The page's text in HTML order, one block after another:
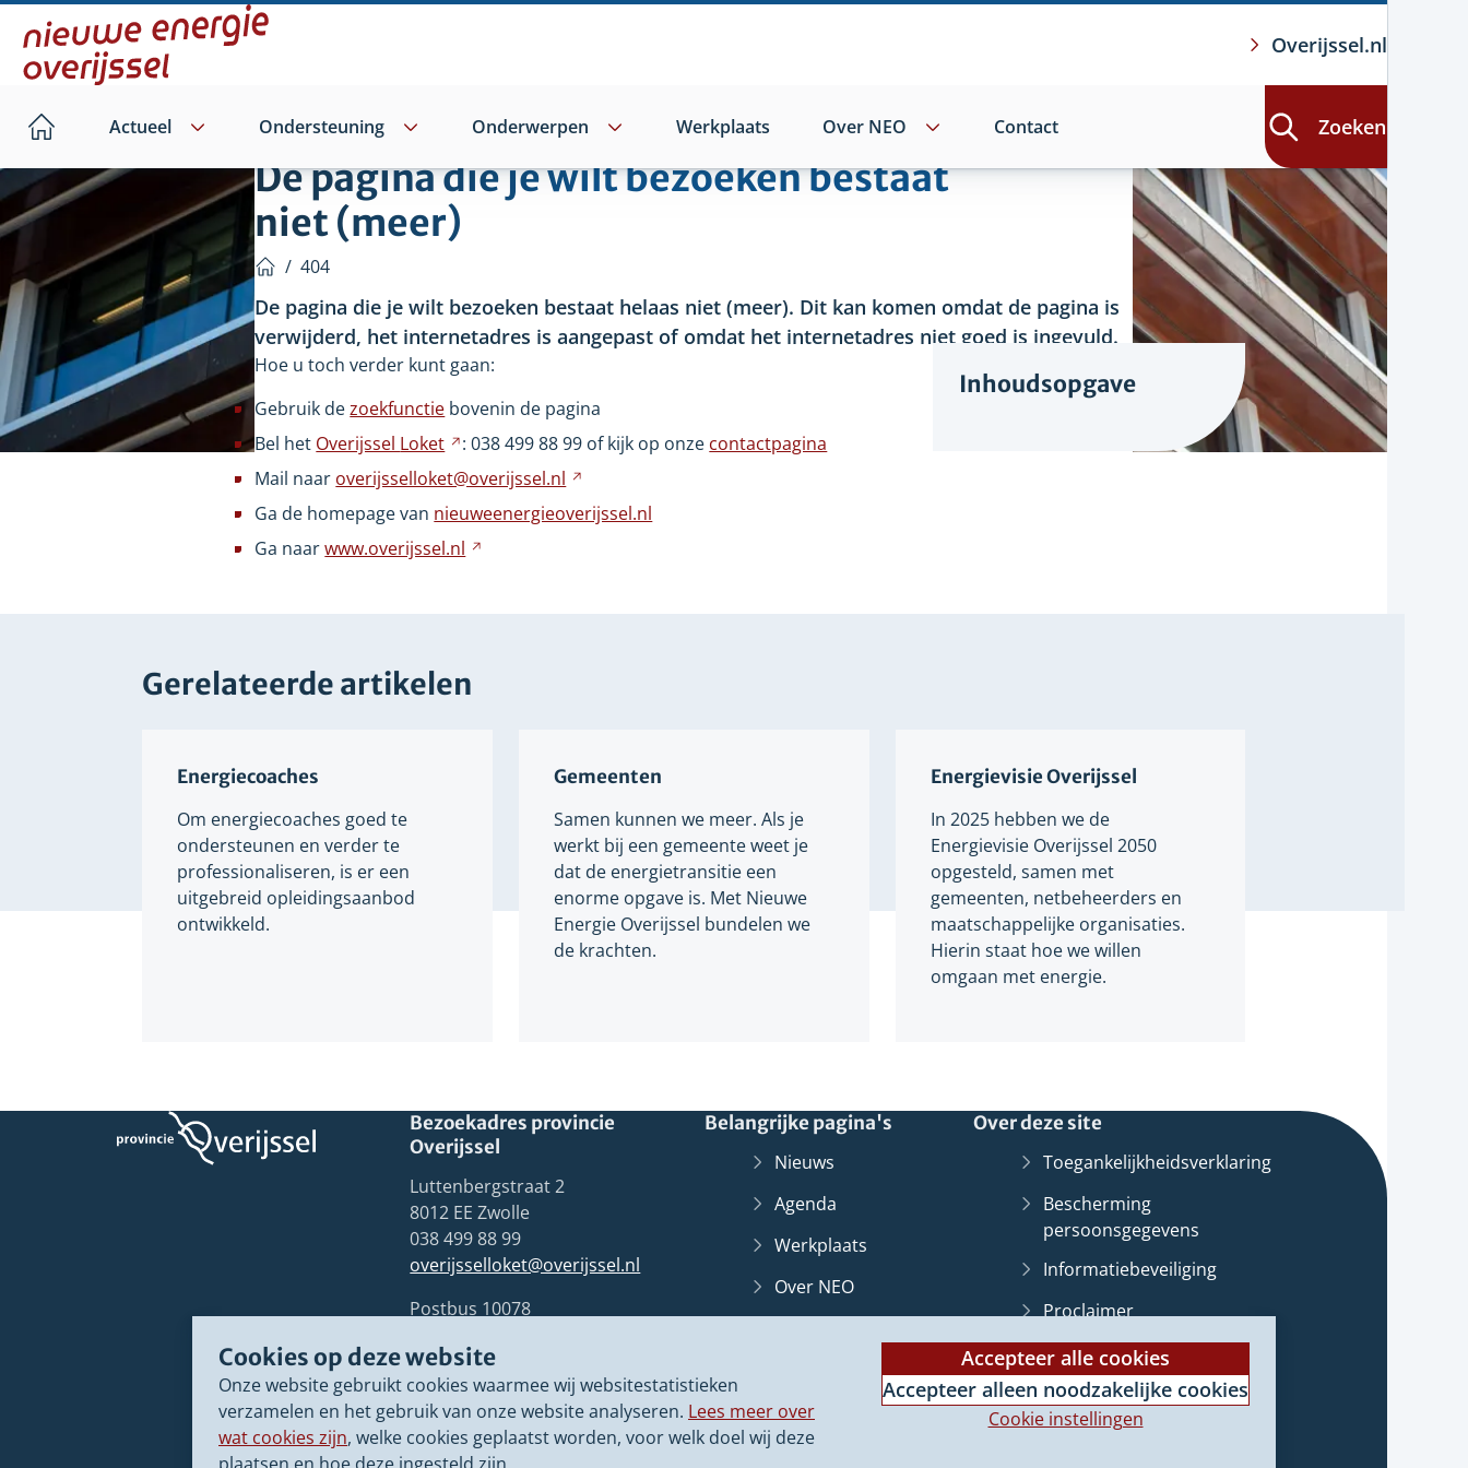
Cookies op deze website
Onze website gebruikt cookies waarmee wij websitestatistieken
verzamelen en het gebruik van onze website analyseren. Lees meer over
wat cookies zijn, welke cookies geplaatst worden, voor welk doel wij deze
Accepteer alle cookies
Accepteer alleen noodzakelijke cookies
Cookie instellingen
naar
hoofdinhoud
Overijssel.nl
Home
Actueel Ondersteuning Onderwerpen Werkplaats Over NEO Contact Zoeken
De pagina die je wilt bezoeken bestaat
niet (meer)
/ 404
De pagina die je wilt bezoeken bestaat helaas niet (meer). Dit kan komen omdat de pagina is
verwijderd, het internetadres is aangepast of omdat het internetadres niet goed is ingevuld.
Hoe u toch verder kunt gaan:
Gebruik dezoekfunctie bovenin de pagina
Bel het Overijssel Loket
Verwijst
naar
andere
website
: 0384998899 of kijk op onze contactpagina
Mail naar overijsselloket@overijssel.nl
naar
een
Ga de homepage van nieuweenergieoverijssel.nl
Ga naarwww.overijssel.nl
Inhoudsopgave
Gerelateerde artikelen
Energiecoaches
Om energiecoaches goed te
ondersteunen en verder te
professionaliseren, is er een
uitgebreid opleidingsaanbod
ontwikkeld.
Gemeenten
Samen kunnen we meer. Als je
werkt bij een gemeente weet je
dat de energietransitie een
enorme opgave is. Met Nieuwe
Energie Overijssel bundelen we
de krachten.
Energievisie Overijssel
In 2025 hebben we de
Energievisie Overijssel 2050
opgesteld, samen met
gemeenten, netbeheerders en
maatschappelijke organisaties.
Hierin staat hoe we willen
omgaan met energie.
Bezoekadres provincie
Overijssel
Luttenbergstraat 2
8012 EE Zwolle
038 499 88 99
overijsselloket@overijssel.nl
Postbus 10078
Belangrijke pagina's
Nieuws
Agenda
Werkplaats
Over NEO
een
andere
website)
Over deze site
Toegankelijkheidsverklaring
Bescherming
persoonsgegevens
Informatiebeveiliging
Proclaimer
Cookieverklaring
Archief van dezewebsite